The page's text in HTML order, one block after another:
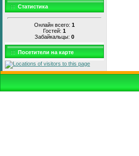
Статистика
Онлайн всего: 1
Гостей: 1
Забайкальцы: 0
Посетители на карте